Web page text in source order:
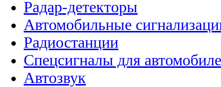
Радар-детекторы
Автомобильные
Радиостанции
Спецсигналы для
Автозвук